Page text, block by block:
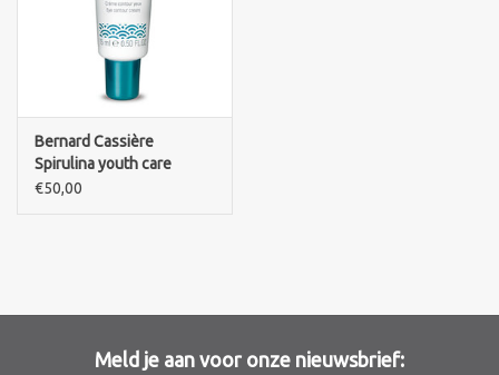
PCA SKINCARE
Ekseption Skincare
Blog
Merken
Bernard Cassière
Spirulina youth care
Crème -Eye contour
€50,00
Meld je aan voor onze nieuwsbrief: